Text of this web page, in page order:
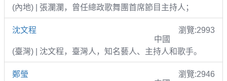
(內地) | 張瀾瀾，曾任總政歌舞團首席節目主持人；
沈文程
瀏覽:2993
中國
(臺灣) | 沈文程，臺灣人，知名藝人、主持人和歌手。
鄭瑩
瀏覽:2946